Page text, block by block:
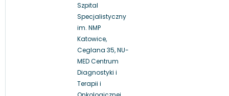
Szpital
Specjalistyczny
im. NMP
Katowice,
Ceglana 35, NU-
MED Centrum
Diagnostyki i
Terapii i